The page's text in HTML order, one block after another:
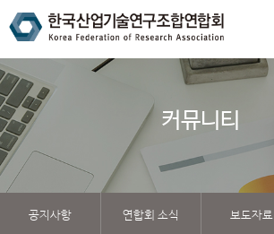
커뮤니티
공지사항 연합회 소식 보도자료